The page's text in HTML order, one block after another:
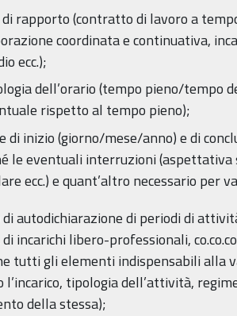
rapporto (contratto di lavoro a
coordinata e continuativa,
ecc.);
dell’orario (tempo pieno/tempo
rispetto al tempo pieno);
di inizio (giorno/mese/anno) e di
le eventuali interruzioni (aspettativa
ecc.) e quant’altro necessario per
di autodichiarazione di periodi di
incarichi libero-professionali,
tutti gli elementi indispensabili alla
tipologia dell’attività,
della stessa);